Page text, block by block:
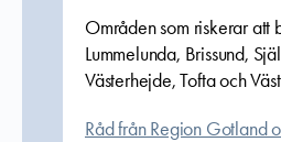
Områden som riskerar att
Lummelunda, Brissund,
Västerhejde, Tofta och
Råd från Region Gotland